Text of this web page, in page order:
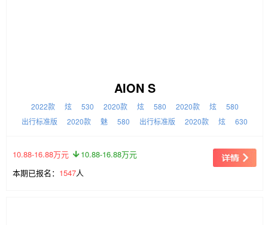
AION S
2022款 炫 530 2020款 炫 580 2020款 炫
580
出行标准版
2020款 魅 580 出行标准版 2020款 炫 630
10.88-16.88万元
10.88-16.88万元
本期已报名： 1547人